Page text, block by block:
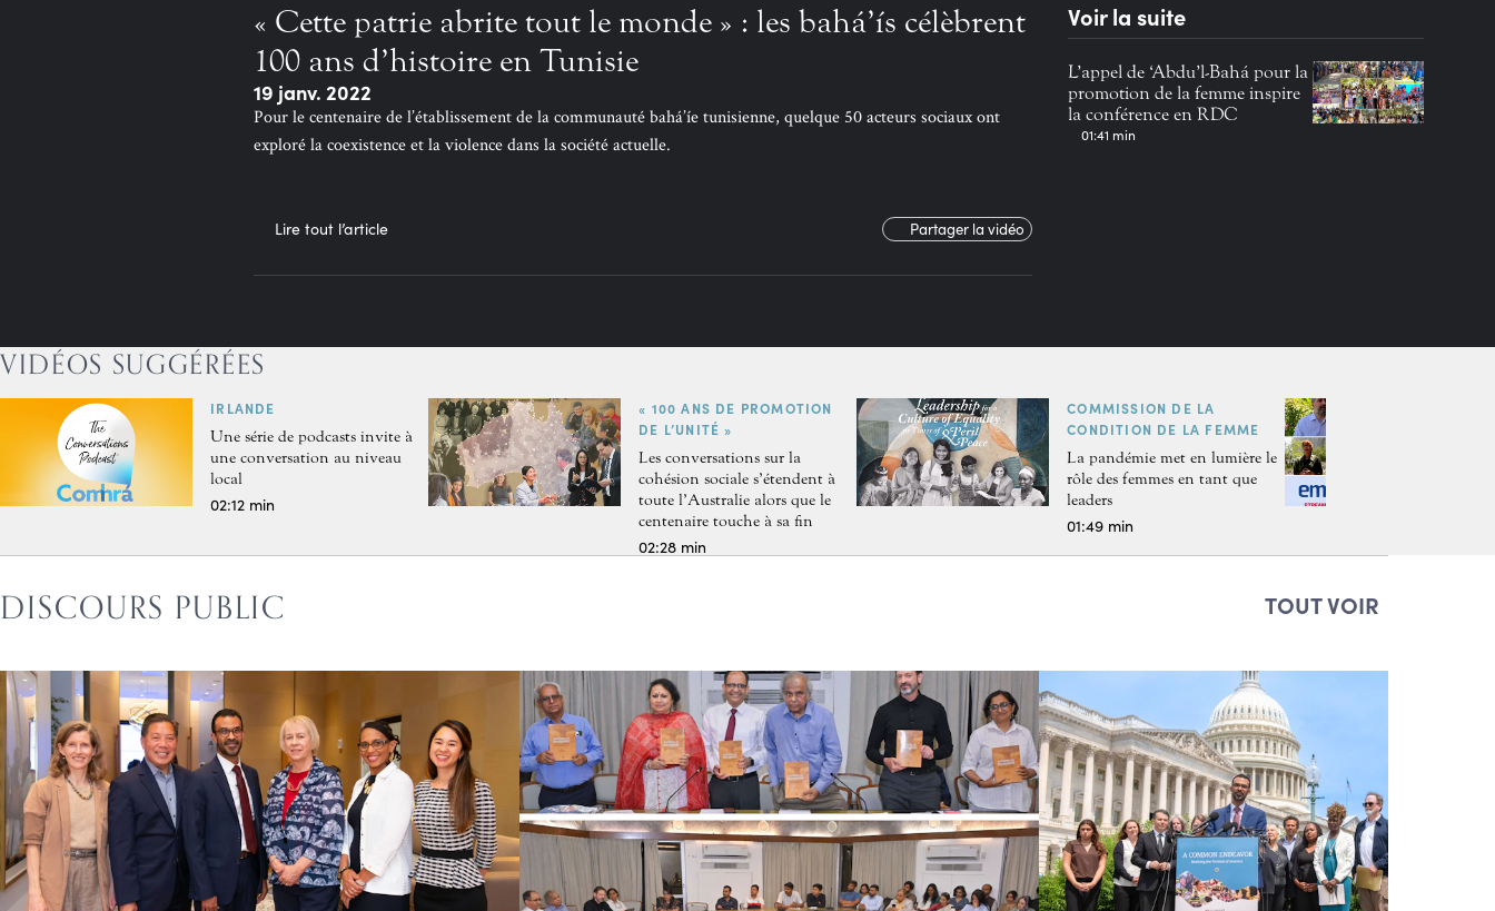
« Cette patrie abrite tout le monde » : les bahá’ís célèbrent
100 ans d’histoire en Tunisie
19 janv. 2022
Pour le centenaire de l’établissement de la communauté bahá’íe tunisienne, quelque 50 acteurs sociaux ont
exploré la coexistence et la violence dans la société actuelle.
Lire tout l’article Partager la vidéo
Voir la suite
L’appel de ‘Abdu’l-Bahá pour la
promotion de la femme inspire
la conférence en RDC
01:41 min
VIDÉOS SUGGÉRÉES
IRLANDE
Une série de podcasts invite à
une conversation au niveau
local
02:12 min
« 100 ANS DE PROMOTION
DE L’UNITÉ »
Les conversations sur la
cohésion sociale s’étendent à
toute l’Australie alors que le
centenaire touche à sa fin
02:28 min
COMMISSION DE LA
CONDITION DE LA FEMME
La pandémie met en lumière le
rôle des femmes en tant que
leaders
01:49 min
DISCOURS PUBLIC TOUT VOIR